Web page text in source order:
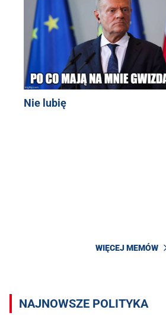
Nie lubię
WIĘCEJ MEMÓW
NAJNOWSZE POLITYKA